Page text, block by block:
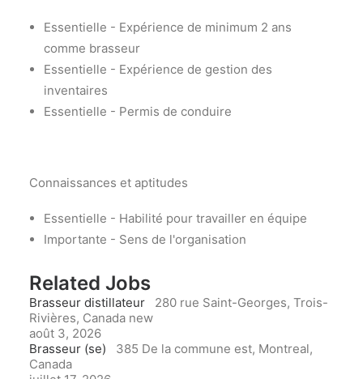
Essentielle - Expérience de minimum 2 ans
comme brasseur
Essentielle - Expérience de gestion des
inventaires
Essentielle - Permis de conduire
Connaissances et aptitudes
Essentielle - Habilité pour travailler en équipe
Importante - Sens de l'organisation
Related Jobs
Brasseur distillateur
280 rue Saint-Georges, Trois-
Rivières, Canada new
août 3, 2026
Brasseur (se)
385 De la commune est, Montreal,
Canada